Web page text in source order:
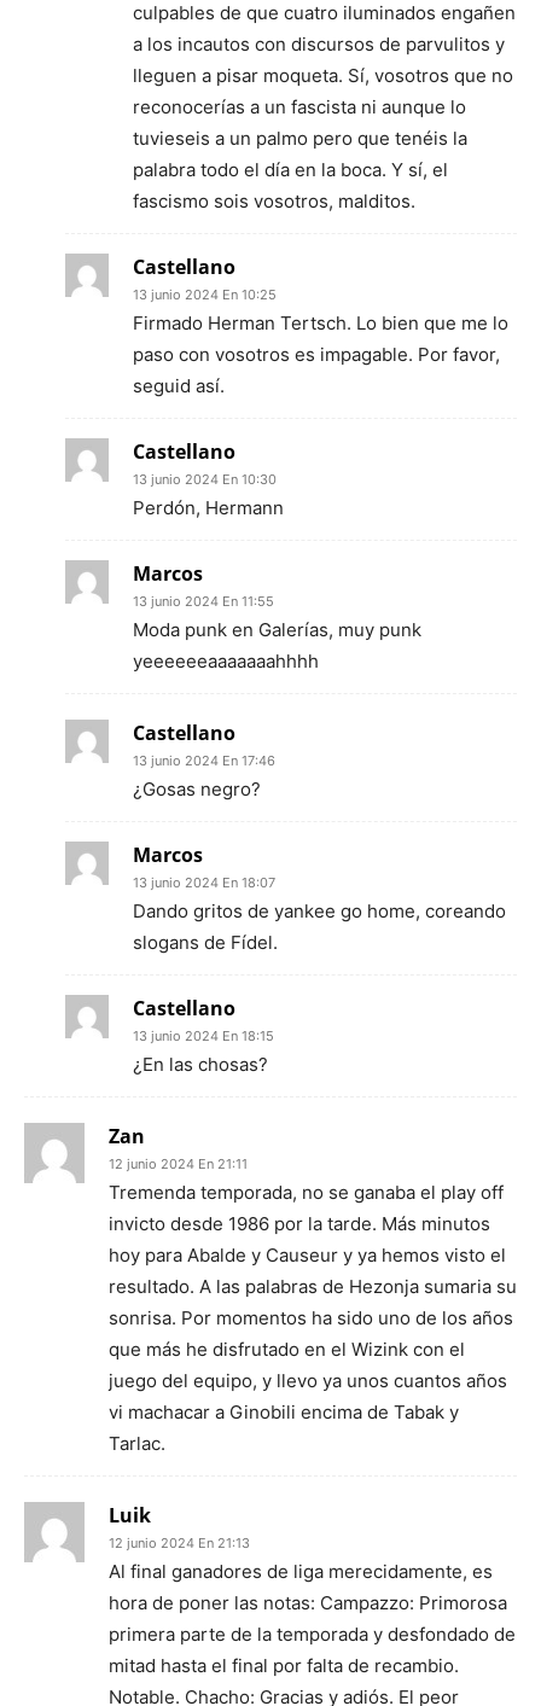
culpables de que cuatro iluminados engañen
a los incautos con discursos de parvulitos y
lleguen a pisar moqueta. Sí, vosotros que no
reconocerías a un fascista ni aunque lo
tuvieseis a un palmo pero que tenéis la
palabra todo el día en la boca. Y sí, el
fascismo sois vosotros, malditos.
Castellano
13 junio 2024 En 10:25
Firmado Herman Tertsch. Lo bien que me lo
paso con vosotros es impagable. Por favor,
seguid así.
Castellano
13 junio 2024 En 10:30
Perdón, Hermann
Marcos
13 junio 2024 En 11:55
Moda punk en Galerías, muy punk
yeeeeeeaaaaaaahhhh
Castellano
13 junio 2024 En 17:46
¿Gosas negro?
Marcos
13 junio 2024 En 18:07
Dando gritos de yankee go home, coreando
slogans de Fídel.
Castellano
13 junio 2024 En 18:15
¿En las chosas?
Zan
12 junio 2024 En 21:11
Tremenda temporada, no se ganaba el play off
invicto desde 1986 por la tarde. Más minutos
hoy para Abalde y Causeur y ya hemos visto el
resultado. A las palabras de Hezonja sumaria su
sonrisa. Por momentos ha sido uno de los años
que más he disfrutado en el Wizink con el
juego del equipo, y llevo ya unos cuantos años
vi machacar a Ginobili encima de Tabak y
Tarlac.
Luik
12 junio 2024 En 21:13
Al final ganadores de liga merecidamente, es
hora de poner las notas: Campazzo: Primorosa
primera parte de la temporada y desfondado de
mitad hasta el final por falta de recambio.
Notable. Chacho: Gracias y adiós. El peor